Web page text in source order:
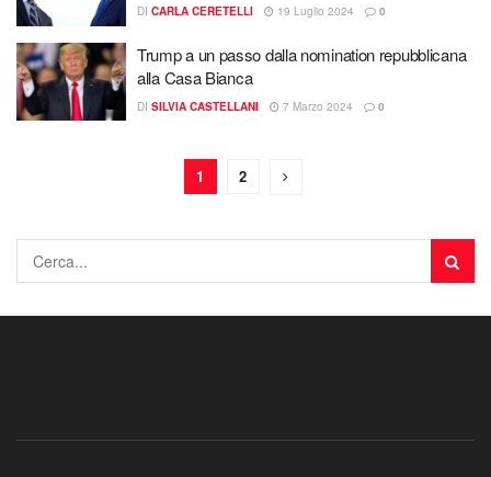
DI CARLA CERETELLI 19 Luglio 2024 0
Trump a un passo dalla nomination repubblicana
alla Casa Bianca
DI SILVIA CASTELLANI 7 Marzo 2024 0
1 2